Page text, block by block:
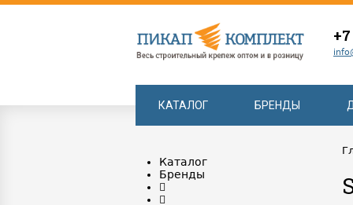
КАТАЛОГ БРЕНДЫ
Каталог
Бренды